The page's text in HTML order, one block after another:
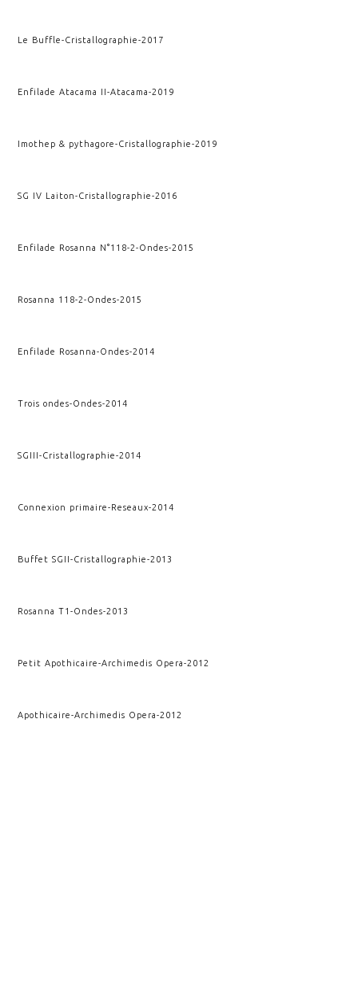
Le Buffle-Cristallographie-2017
Enfilade Atacama II-Atacama-2019
Imothep & pythagore-Cristallographie-2019
SG IV Laiton-Cristallographie-2016
Enfilade Rosanna N°118-2-Ondes-2015
Rosanna 118-2-Ondes-2015
Enfilade Rosanna-Ondes-2014
Trois ondes-Ondes-2014
SGIII-Cristallographie-2014
Connexion primaire-Reseaux-2014
Buffet SGII-Cristallographie-2013
Rosanna T1-Ondes-2013
Petit Apothicaire-Archimedis Opera-2012
Apothicaire-Archimedis Opera-2012